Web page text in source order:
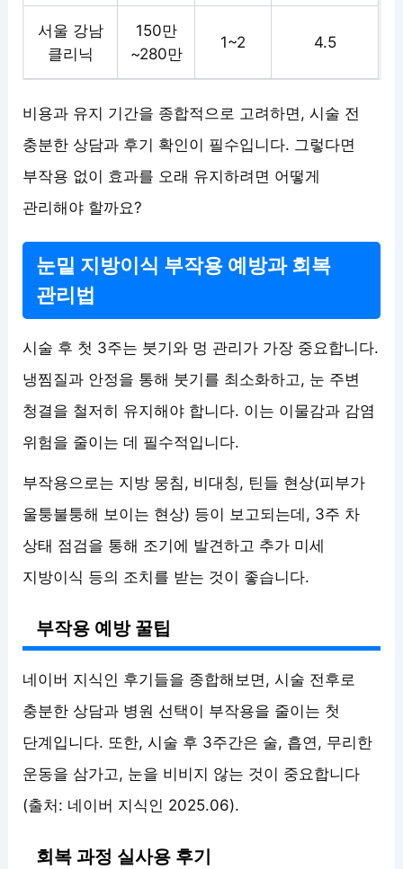
서울 강남
클리닉
150만
~280만
1~2 4.5
비용과 유지 기간을 종합적으로 고려하면, 시술 전
충분한 상담과 후기 확인이 필수입니다. 그렇다면
부작용 없이 효과를 오래 유지하려면 어떻게
관리해야 할까요?
눈밑 지방이식 부작용 예방과 회복
관리법
시술 후 첫 3주는 붓기와 멍 관리가 가장 중요합니다.
냉찜질과 안정을 통해 붓기를 최소화하고, 눈 주변
청결을 철저히 유지해야 합니다. 이는 이물감과 감염
위험을 줄이는 데 필수적입니다.
부작용으로는 지방 뭉침, 비대칭, 틴들 현상(피부가
울퉁불퉁해 보이는 현상) 등이 보고되는데, 3주 차
상태 점검을 통해 조기에 발견하고 추가 미세
지방이식 등의 조치를 받는 것이 좋습니다.
부작용 예방 꿀팁
네이버 지식인 후기들을 종합해보면, 시술 전후로
충분한 상담과 병원 선택이 부작용을 줄이는 첫
단계입니다. 또한, 시술 후 3주간은 술, 흡연, 무리한
운동을 삼가고, 눈을 비비지 않는 것이 중요합니다
(출처: 네이버 지식인 2025.06).
회복 과정 실사용 후기